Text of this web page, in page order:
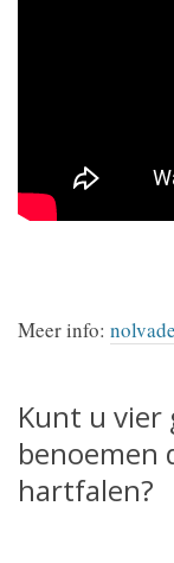
Meer info:
Kunt u vier
benoemen
hartfalen?